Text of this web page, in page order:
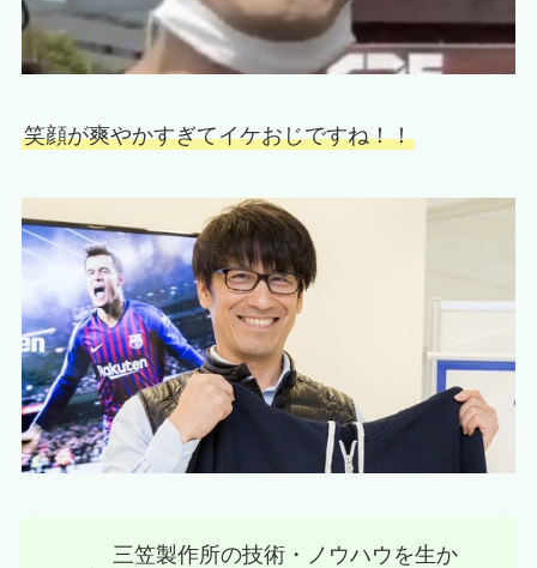
笑顔が爽やかすぎてイケおじですね！！
三笠製作所の技術・ノウハウを生か